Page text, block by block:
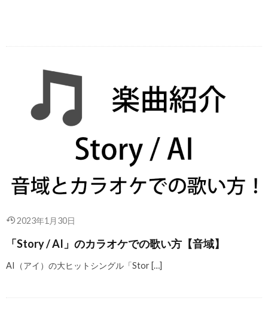
2023年1月30日
「Story / AI」のカラオケでの歌い方【音域】
AI（アイ）の大ヒットシングル「Stor […]